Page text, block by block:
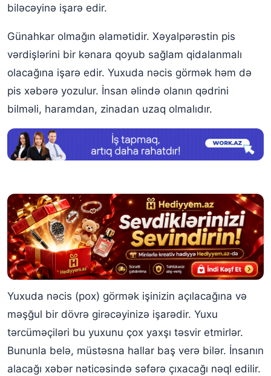
Yuxuda nəcis (pox) təmizləmək
Yuxuda nəcisə (poxa) toxunduğunu görmək
Yuxuda nəcis ilə çirkləndiyini görmək
Yuxuda tualetdə pox görmək
Yuxuda nəcis (pox) yığdığını görmək
Yuxuda qara nəcis görmək
Yuxuda xalçanın üstünə nəcis etmək
Yuxuda uşaq nəcisi görmək
biləcəyinə işarə edir.
Günahkar olmağın əlamətidir. Xəyalpərəstin pis
vərdişlərini bir kənara qoyub sağlam qidalanmalı
olacağına işarə edir. Yuxuda nəcis görmək həm də
pis xəbərə yozulur. İnsan əlində olanın qədrini
bilməli, haramdan, zinadan uzaq olmalıdır.
Yuxuda nəcis (pox) görmək işinizin açılacağına və
məşğul bir dövrə girəcəyinizə işarədir. Yuxu
tərcüməçiləri bu yuxunu çox yaxşı təsvir etmirlər.
Bununla belə, müstəsna hallar baş verə bilər. İnsanın
alacağı xəbər nəticəsində səfərə çıxacağı nəql edilir.